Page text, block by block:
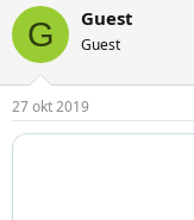
G Guest
Guest
27 okt 2019